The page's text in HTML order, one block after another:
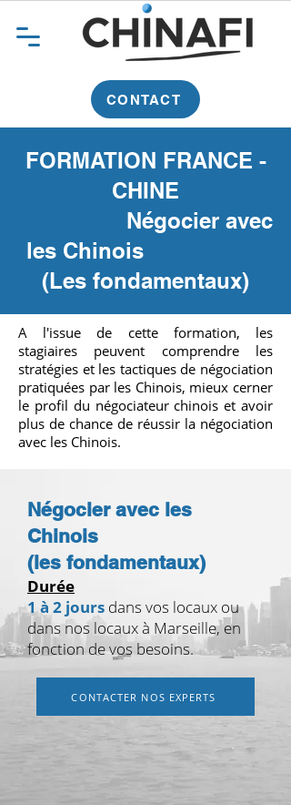
CONTACT
FORMATION FRANCE -
CHINE
Négocier avec
les Chinois
(Les fondamentaux)
A l'issue de cette formation, les
stagiaires peuvent comprendre les
stratégies et les tactiques de négociation
pratiquées par les Chinois, mieux cerner
le profil du négociateur chinois et avoir
plus de chance de réussir la négociation
avec les Chinois.
Négocier avec les
Chinois
(les fondamentaux)
Durée
1 à 2 jours dans vos locaux ou
dans nos locaux à Marseille, en
fonction de vos besoins.
CONTACTER NOS EXPERTS